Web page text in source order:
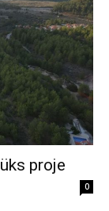
proje
0